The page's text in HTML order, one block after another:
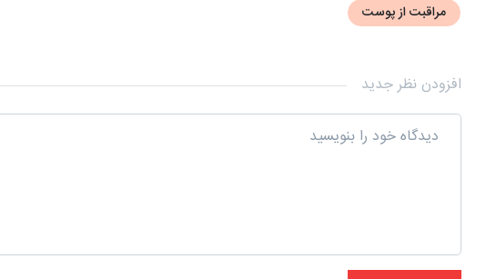
مراقبت از پوست
افزودن نظر جدید